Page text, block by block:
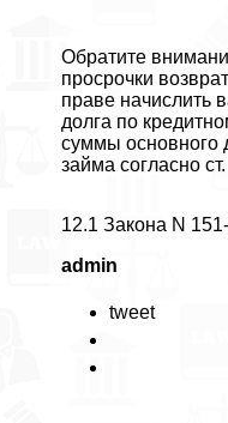
Обратите
просрочки
праве начислить
долга по
суммы основного
займа согласно ст.
12.1 Закона N
admin
tweet